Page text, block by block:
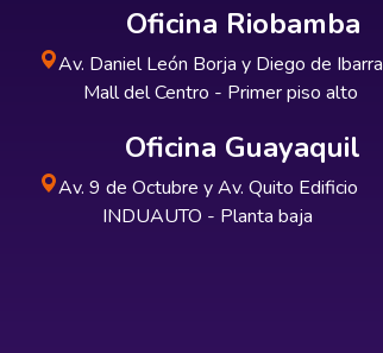
Oficina Riobamba
Av. Daniel León Borja y Diego de Ibarra
Mall del Centro - Primer piso alto
Oficina Guayaquil
Av. 9 de Octubre y Av. Quito Edificio
INDUAUTO - Planta baja